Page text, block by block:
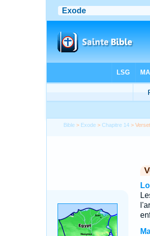
Bible > Exode >Chapitre 14 >